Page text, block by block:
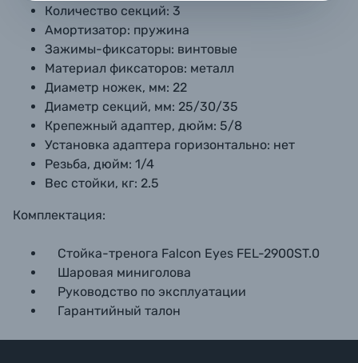
Количество секций: 3
Амортизатор: пружина
Зажимы-фиксаторы: винтовые
Материал фиксаторов: металл
Диаметр ножек, мм: 22
Диаметр секций, мм: 25/30/35
Крепежный адаптер, дюйм: 5/8
Установка адаптера горизонтально: нет
Резьба, дюйм: 1/4
Вес стойки, кг: 2.5
Комплектация:
Стойка-тренога Falcon Eyes FEL-2900ST.0
Шаровая миниголова
Руководство по эксплуатации
Гарантийный талон